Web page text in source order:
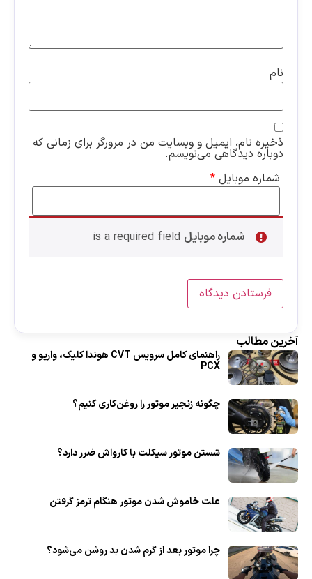
نام
ذخیره نام، ایمیل و وبسایت من در مرورگر برای زمانی که
دوباره دیدگاهی می‌نویسم.
شماره موبایل *
شماره موبایل
آخرین مطالب
راهنمای کامل سرویس CVT هوندا کلیک، واریو و
PCX
چگونه زنجیر موتور را روغن‌کاری کنیم؟
شستن موتور سیکلت با کارواش ضرر دارد؟
علت خاموش شدن موتور هنگام ترمز گرفتن
چرا موتور بعد از گرم شدن بد روشن می‌شود؟